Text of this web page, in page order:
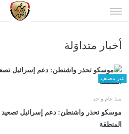
الى
أخبار متداوَلة
غير مصنف
منذ عام واحد
موسكو تحذر واشنطن: دعم إسرائيل تصعيد
المنطقة